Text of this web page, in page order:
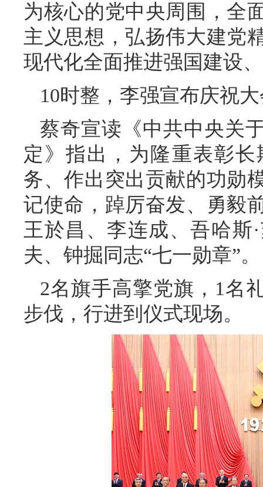
为核心的党中央周围，全
主义思想，弘扬伟大建党
现代化全面推进强国建设
10时整，李强宣布庆祝
蔡奇宣读《中共中央关
定》指出，为隆重表彰
务、作出突出贡献的功勋
记使命，踔厉奋发、勇毅
王於昌、李连成、吾哈斯
夫、钟掘同志“七一勋章”。
2名旗手高擎党旗，1名
步伐，行进到仪式现场。